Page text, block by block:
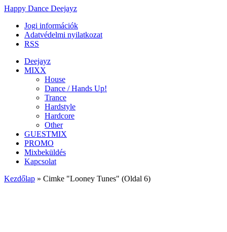
Happy Dance Deejayz
Jogi információk
Adatvédelmi nyilatkozat
RSS
Deejayz
MIXX
House
Dance / Hands Up!
Trance
Hardstyle
Hardcore
Other
GUESTMIX
PROMO
Mixbeküldés
Kapcsolat
Kezdőlap » Cimke "Looney Tunes" (Oldal 6)